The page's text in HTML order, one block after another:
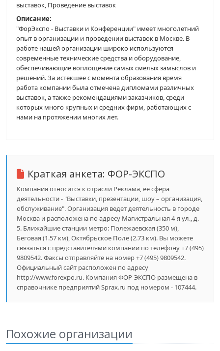
выставок, Проведение выставок
Описание:
"ФорЭкспо - Выставки и Конференции" имеет многолетний
опыт в организации и проведении выставок в Москве. В
работе нашей организации широко используются
современные технические средства и оборудование,
обеспечивающие воплощение самых смелых замыслов и
решений. За истекшее с момента образования время
работа компании была отмечена дипломами различных
выставок, а также рекомендациями заказчиков, среди
которых много крупных и средних фирм, работающих с
нами на протяжении многих лет.
Краткая анкета: ФОР-ЭКСПО
Компания относится к отрасли Реклама, ее сфера
деятельности - "Выставки, презентации, шоу – организация,
обслуживание". Организация ведет деятельность в городе
Москва и расположена по адресу Магистральная 4-я ул., д.
5. Ближайшие станции метро: Полежаевская (350 м),
Беговая (1.57 км), Октябрьское Поле (2.73 км). Вы можете
связаться с представителями компании по телефону +7 (495)
9809542. Факсы отправляйте на номер +7 (495) 9809542.
Официальный сайт расположен по адресу
http://www.forexpo.ru. Компания ФОР-ЭКСПО размещена в
справочнике предприятий Sprax.ru под номером - 107444.
Похожие организации